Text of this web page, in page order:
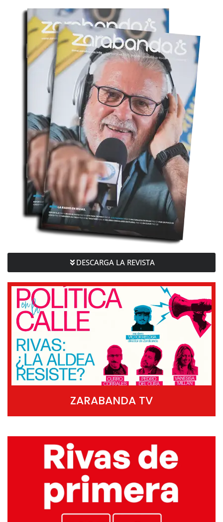
DESCARGA LA REVISTA
ZARABANDA TV